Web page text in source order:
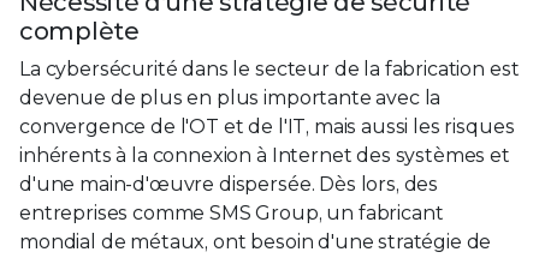
complète
La cybersécurité dans le secteur de la fabrication est
devenue de plus en plus importante avec la
convergence de l'OT et de l'IT, mais aussi les risques
inhérents à la connexion à Internet des systèmes et
d'une main-d'œuvre dispersée. Dès lors, des
entreprises comme SMS Group, un fabricant
mondial de métaux, ont besoin d'une stratégie de